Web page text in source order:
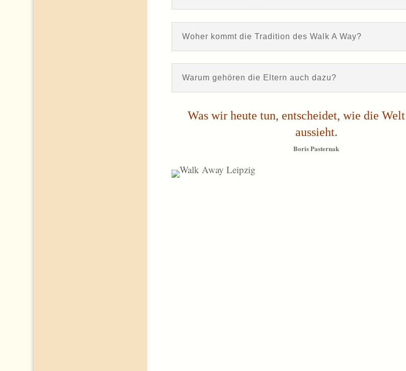
Woher kommt die Tradition des Walk A Way?
Warum gehören die Eltern auch dazu?
Was wir heute tun, entscheidet, wie die
aussieht.
Boris Pasternak